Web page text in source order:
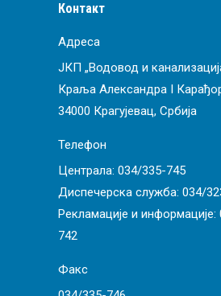
Контакт
Адреса
ЈКП „Водовод и
Краља Александра I
34000 Крагујевац, Србија
Телефон
Централа: 034/335-745
Диспечерска служба: 034/
Рекламације и информације:
742
Факс